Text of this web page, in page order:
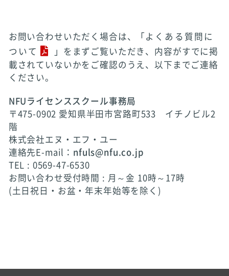
お問い合わせいただく場合は、「 よくある質問に
ついて
」をまずご覧いただき、内容がすでに掲
載されていないかをご確認のうえ、以下までご連絡
ください。
NFUライセンススクール事務局
〒475-0902 愛知県半田市宮路町533 イチノビル2
階
株式会社エヌ・エフ・ユー
連絡先E-mail： nfuls@nfu.co.jp
TEL : 0569-47-6530
お問い合わせ受付時間 : 月～金 10時～17時
(土日祝日・お盆・年末年始等を除く)